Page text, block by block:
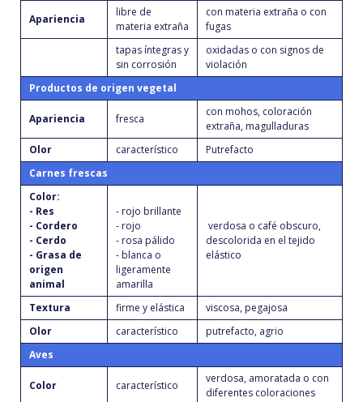
Apariencia
libre de
materia extraña
con materia extraña o con
fugas
tapas íntegras y
sin corrosión
oxidadas o con signos de
violación
Productos de origen vegetal
Apariencia fresca
con mohos, coloración
extraña, magulladuras
Olor
característico
Putrefacto
Carnes frescas
Color:
- Res
- Cordero
- Cerdo
- Grasa de
origen
animal
- rojo brillante
- rojo
- rosa pálido
- blanca o
ligeramente
amarilla
verdosa o café obscuro,
descolorida en el tejido
elástico
Textura firme y elástica
viscosa, pegajosa
Olor
característico
putrefacto, agrio
Aves
Color característico
verdosa, amoratada o con
diferentes coloraciones